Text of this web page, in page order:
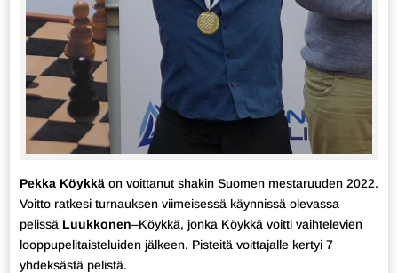
Pekka Köykkäon voittanut shakin Suomen mestaruuden 2022.
Voitto ratkesi turnauksen viimeisessä käynnissä olevassa
pelissä Luukkonen–Köykkä, jonka Köykkä voitti vaihtelevien
looppupelitaisteluiden jälkeen. Pisteitä voittajalle kertyi 7
yhdeksästä pelistä.